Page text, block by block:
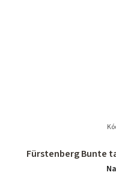
Fürstenberg Bunte